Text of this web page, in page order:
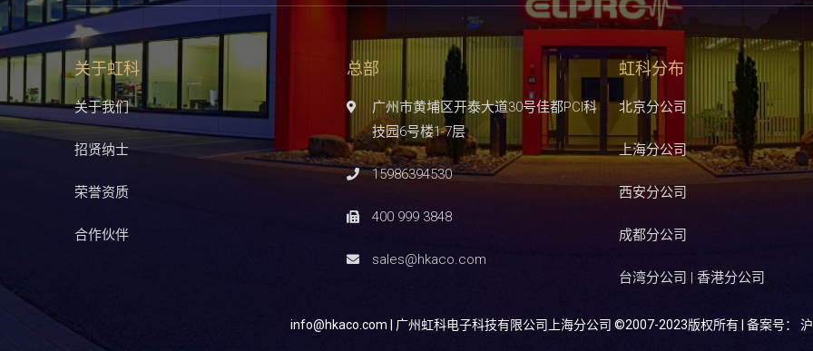
关于虹科
关于我们
招贤纳士
荣誉资质
合作伙伴
总部
广州市黄埔区开泰大道30号佳都PCI科
技园6号楼1-7层
15986394530
400 999 3848
sales@hkaco.com
虹科分布
北京分公司
上海分公司
西安分公司
成都分公司
台湾分公司 | 香港分公司
info@hkaco.com | 广州虹科电子科技有限公司上海分公司 ©2007-2023版权所有 | 备案号：